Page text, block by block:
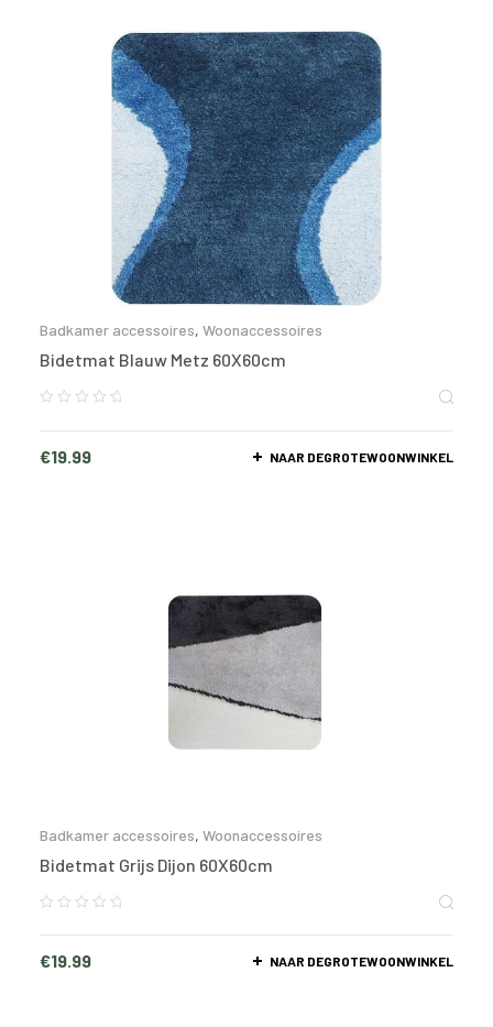
Badkamer accessoires, Woonaccessoires
Bidetmat Blauw Metz 60X60cm
€19.99 NAAR DEGROTEWOONWINKEL
Badkamer accessoires, Woonaccessoires
Bidetmat Grijs Dijon 60X60cm
€19.99 NAAR DEGROTEWOONWINKEL